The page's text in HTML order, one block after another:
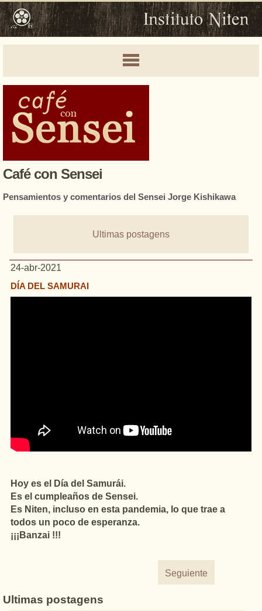
Café con Sensei
Pensamientos y comentarios del Sensei Jorge Kishikawa
Ultimas postagens
24-abr-2021
DÍA DEL SAMURAI
Hoy es el Día del Samurái.
Es el cumpleaños de Sensei.
Es Niten, incluso en esta pandemia, lo que trae a
todos un poco de esperanza.
¡¡¡Banzai !!!
Seguiente
Ultimas postagens